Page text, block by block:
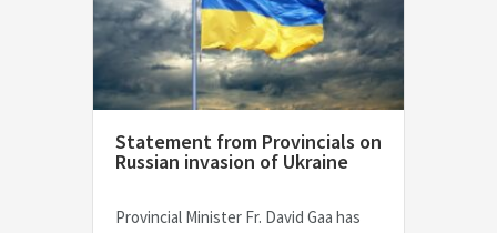
Statement from Provincials on
Russian invasion of Ukraine
Provincial Minister Fr. David Gaa has